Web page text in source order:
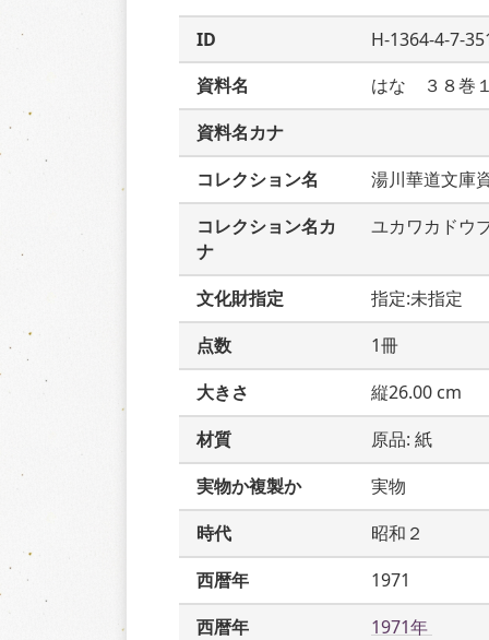
ID
H-1364-4-7-
資料名
はな　３８巻
資料名カナ
コレクション名
湯川華道文庫
コレクション名カ
ナ
ユカワカドウ
文化財指定
指定:未指定
点数
1冊
大きさ
縦26.00 cm
材質
原品: 紙
実物か複製か
実物
時代
昭和２
西暦年
1971
西暦年
1971年